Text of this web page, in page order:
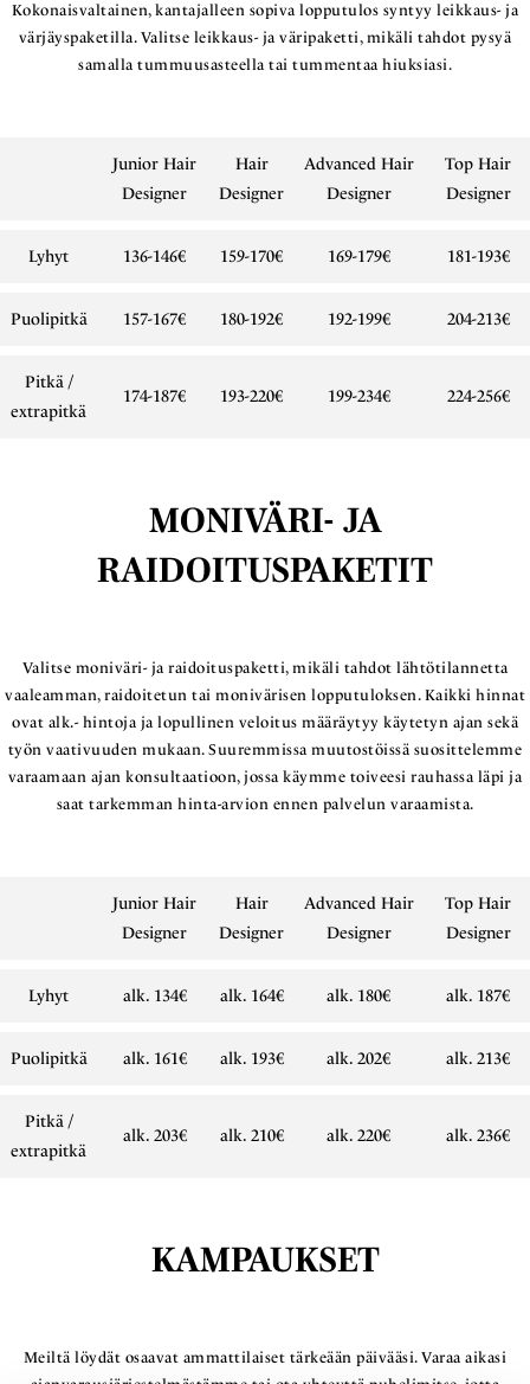
Kokonaisvaltainen, kantajalleen sopiva lopputulos syntyy leikkaus- ja
värjäyspaketilla. Valitse leikkaus- ja väripaketti, mikäli tahdot pysyä
samalla tummuusasteella tai tummentaa hiuksiasi.
Junior Hair
Designer
Hair
Designer
Advanced Hair
Designer
Top Hair
Designer
Lyhyt 136-146€ 159-170€ 169-179€ 181-193€
Puolipitkä 157-167€ 180-192€ 192-199€ 204-213€
Pitkä /
extrapitkä
174-187€ 193-220€ 199-234€ 224-256€
MONIVÄRI- JA
RAIDOITUSPAKETIT
Valitse moniväri- ja raidoituspaketti, mikäli tahdot lähtötilannetta
vaaleamman, raidoitetun tai monivärisen lopputuloksen. Kaikki hinnat
ovat alk.- hintoja ja lopullinen veloitus määräytyy käytetyn ajan sekä
työn vaativuuden mukaan. Suuremmissa muutostöissä suosittelemme
varaamaan ajan konsultaatioon, jossa käymme toiveesi rauhassa läpi ja
saat tarkemman hinta-arvion ennen palvelun varaamista.
Junior Hair
Designer
Hair
Designer
Advanced Hair
Designer
Top Hair
Designer
Lyhyt alk. 134€ alk. 164€ alk. 180€ alk. 187€
Puolipitkä alk. 161€ alk. 193€ alk. 202€ alk. 213€
Pitkä /
extrapitkä
alk. 203€ alk. 210€ alk. 220€ alk. 236€
KAMPAUKSET
Meiltä löydät osaavat ammattilaiset tärkeään päivääsi. Varaa aikasi